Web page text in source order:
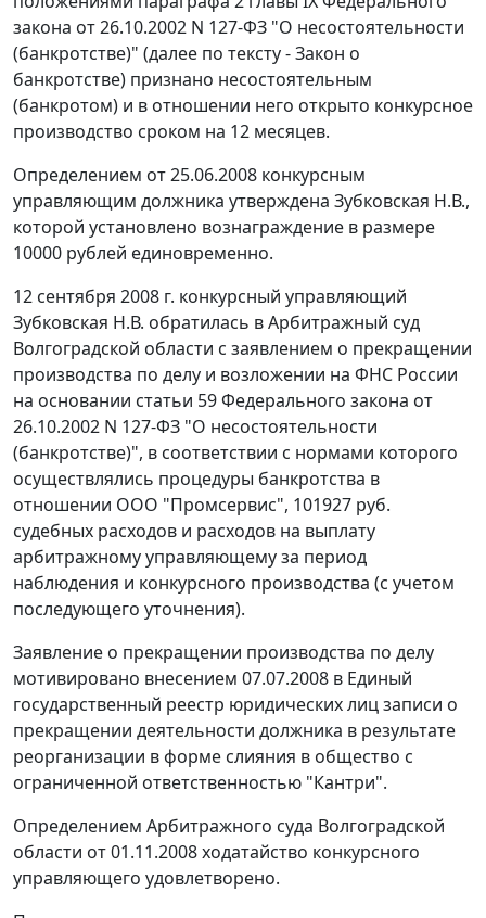
закона от 26.10.2002 N 127-ФЗ "О несостоятельности
(банкротстве)" (далее по тексту - Закон о
банкротстве) признано несостоятельным
(банкротом) и в отношении него открыто конкурсное
производство сроком на 12 месяцев.
Определением от 25.06.2008 конкурсным
управляющим должника утверждена Зубковская Н.В.,
которой установлено вознаграждение в размере
10000 рублей единовременно.
12 сентября 2008 г. конкурсный управляющий
Зубковская Н.В. обратилась в Арбитражный суд
Волгоградской области с заявлением о прекращении
производства по делу и возложении на ФНС России
на основании статьи 59Федерального закона от
26.10.2002 N 127-ФЗ "О несостоятельности
(банкротстве)", в соответствии с нормами которого
осуществлялись процедуры банкротства в
отношении ООО "Промсервис", 101927 руб.
судебных расходов и расходов на выплату
арбитражному управляющему за период
наблюдения и конкурсного производства (с учетом
последующего уточнения).
Заявление о прекращении производства по делу
мотивировано внесением 07.07.2008 в Единый
государственный реестр юридических лиц записи о
прекращении деятельности должника в результате
реорганизации в форме слияния в общество с
ограниченной ответственностью "Кантри".
Определением Арбитражного суда Волгоградской
области от 01.11.2008 ходатайство конкурсного
управляющего удовлетворено.